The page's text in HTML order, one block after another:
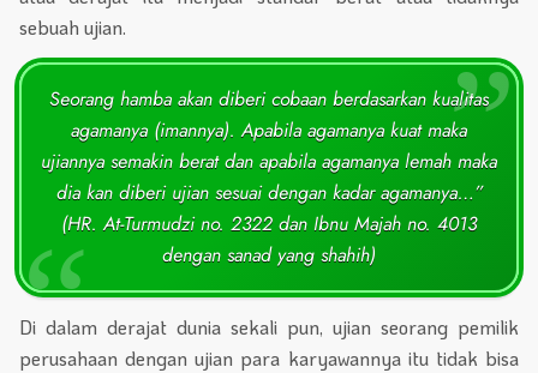
sebuah ujian.
Seorang hamba akan diberi cobaan berdasarkan kualitas
agamanya (imannya). Apabila agamanya kuat maka
ujiannya semakin berat dan apabila agamanya lemah maka
dia kan diberi ujian sesuai dengan kadar agamanya…”
(HR. At-Turmudzi no. 2322 dan Ibnu Majah no. 4013
dengan sanad yang shahih)
Di dalam derajat dunia sekali pun, ujian seorang pemilik
perusahaan dengan ujian para karyawannya itu tidak bisa